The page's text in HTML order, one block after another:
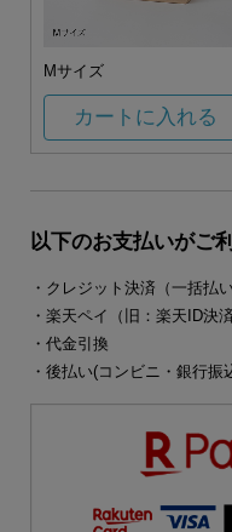
Mサイズ
カートに入れる
以下のお支払いがご
・クレジット決済（一括払い
・楽天ペイ（旧：楽天ID決済
・代金引換
・後払い(コンビニ・銀行振